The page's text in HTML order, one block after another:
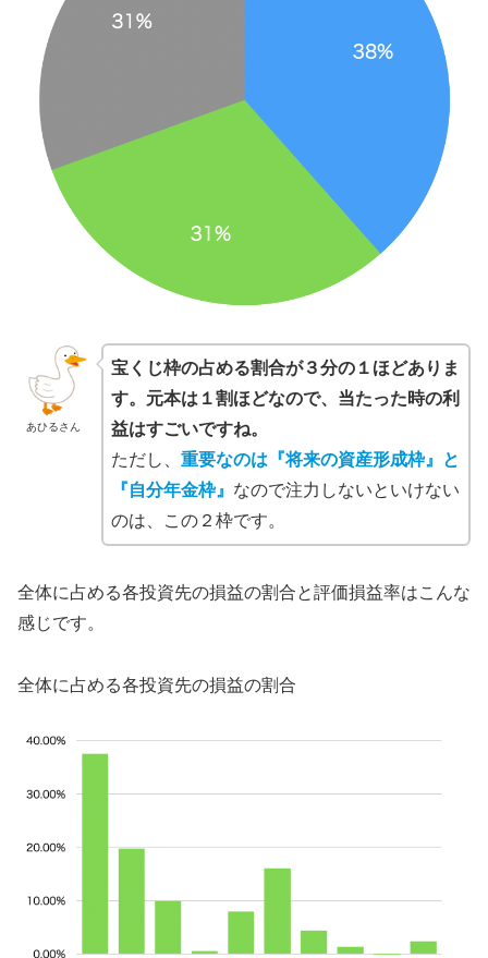
あひるさん
宝くじ枠の占める割合が３分の１ほどありま
す。元本は１割ほどなので、当たった時の利
益はすごいですね。
ただし、 重要なのは『将来の資産形成枠』と
『自分年金枠』 なので注力しないといけない
のは、この２枠です。
全体に占める各投資先の損益の割合と評価損益率はこんな
感じです。
全体に占める各投資先の損益の割合